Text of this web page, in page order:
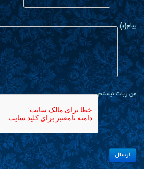
پیام(*)
من ربات نیستم
ارسال